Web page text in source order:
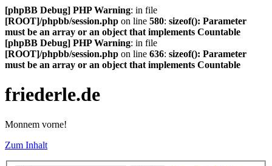
[phpBB Debug] PHP Warning: in file
[ROOT]/phpbb/session.php on line 580: sizeof(): Parameter
must be an array or an object that implements Countable
[phpBB Debug] PHP Warning: in file
[ROOT]/phpbb/session.php on line 636: sizeof(): Parameter
must be an array or an object that implements Countable
friederle.de
Monnem vorne!
Zum Inhalt